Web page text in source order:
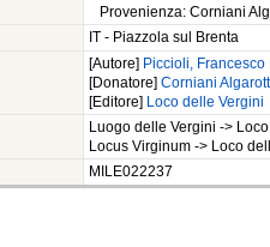
Provenienza: Corniani
IT - Piazzola sul Brenta
[Autore]
Piccioli, Francesco
[Donatore] Corniani
[Editore]
Loco delle Vergini
Luogo delle Vergini ->
Locus Virginum -> Loco
MILE022237